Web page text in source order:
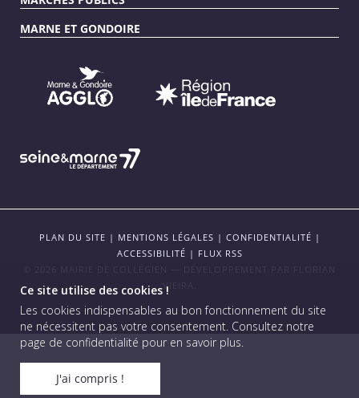
Ce site utilise des cookies !
Les cookies indispensables au bon fonctionnement du site
ne nécessitent pas votre consentement. Consultez notre
page de confidentialité pour en savoir plus.
J'ai compris !
MARNE ET GONDOIRE
PLAN DU SITE | MENTIONS LÉGALES | CONFIDENTIALITÉ |
ACCESSIBILITÉ | FLUX RSS
VIEIRA